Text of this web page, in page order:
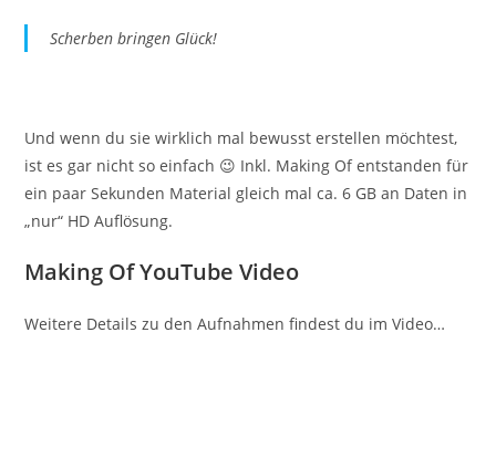
Scherben bringen Glück!
Und wenn du sie wirklich mal bewusst erstellen möchtest,
ist es gar nicht so einfach 😉 Inkl. Making Of entstanden für
ein paar Sekunden Material gleich mal ca. 6 GB an Daten in
„nur“ HD Auflösung.
Making Of YouTube Video
Weitere Details zu den Aufnahmen findest du im Video…